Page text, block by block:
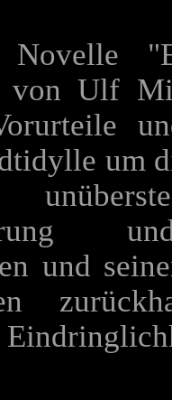
von Ulf
um
und